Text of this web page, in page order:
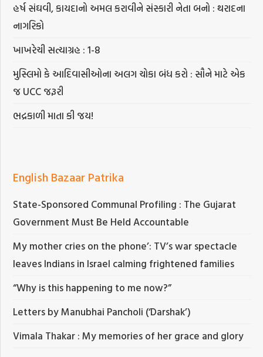
હર્ષ સંઘવી, કાયદાનો અમલ કરાવીને સંસ્કારી નેતા બનો : થરાદના
નાગરિકો
ખાખરેચી સત્યાગ્રહ : 1-8
મુસ્લિમો કે આદિવાસીઓના અલગ ચોકા બંધ કરો : સૌને માટે એક
જ UCC જરૂરી
ભદ્રકાળી માતા કી જય!
English Bazaar Patrika
State-Sponsored Communal Profiling : The Gujarat
Government Must Be Held Accountable
My mother cries on the phone’: TV’s war spectacle
leaves Indians in Israel calming frightened families
“Why is this happening to me now?”
Letters by Manubhai Pancholi (‘Darshak’)
Vimala Thakar : My memories of her grace and glory